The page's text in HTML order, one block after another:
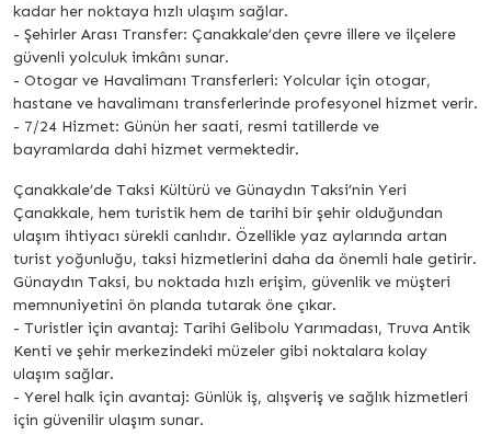
kadar her noktaya hızlı ulaşım sağlar.
- Şehirler Arası Transfer: Çanakkale’den çevre illere ve ilçelere
güvenli yolculuk imkânı sunar.
- Otogar ve Havalimanı Transferleri: Yolcular için otogar,
hastane ve havalimanı transferlerinde profesyonel hizmet verir.
- 7/24 Hizmet: Günün her saati, resmi tatillerde ve
bayramlarda dahi hizmet vermektedir.
Çanakkale’de Taksi Kültürü ve Günaydın Taksi’nin Yeri
Çanakkale, hem turistik hem de tarihi bir şehir olduğundan
ulaşım ihtiyacı sürekli canlıdır. Özellikle yaz aylarında artan
turist yoğunluğu, taksi hizmetlerini daha da önemli hale getirir.
Günaydın Taksi, bu noktada hızlı erişim, güvenlik ve müşteri
memnuniyetini ön planda tutarak öne çıkar.
- Turistler için avantaj: Tarihi Gelibolu Yarımadası, Truva Antik
Kenti ve şehir merkezindeki müzeler gibi noktalara kolay
ulaşım sağlar.
- Yerel halk için avantaj: Günlük iş, alışveriş ve sağlık hizmetleri
için güvenilir ulaşım sunar.